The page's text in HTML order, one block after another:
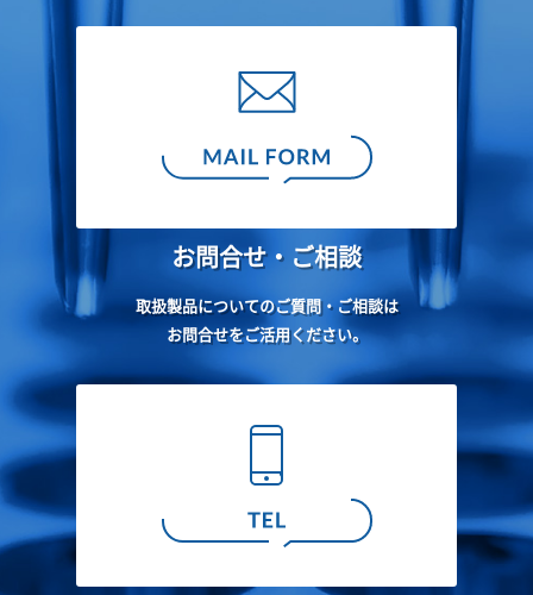
お問合せ・ご相談
取扱製品についてのご質問・ご相談は
お問合せをご活用ください。